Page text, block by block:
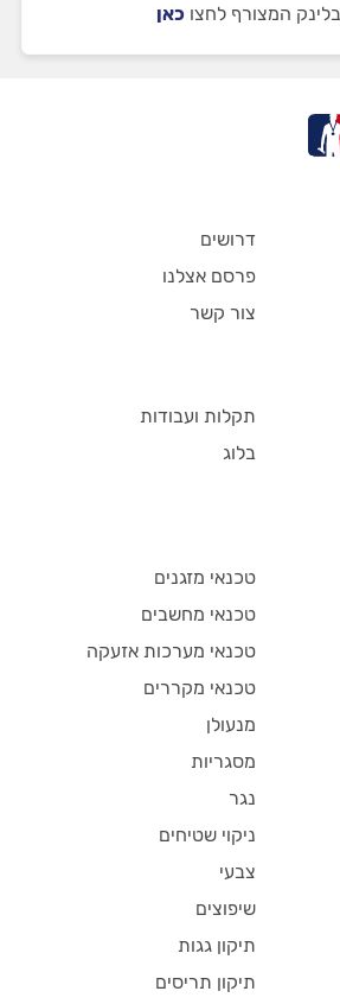
המצורף לחצו כאן
דרושים
פרסם אצלנו
צור קשר
תקלות ועבודות
בלוג
טכנאי מזגנים
טכנאי מחשבים
טכנאי מערכות אזעקה
טכנאי מקררים
מנעולן
מסגריות
נגר
ניקוי שטיחים
צבעי
שיפוצים
תיקון גגות
תיקון תריסים